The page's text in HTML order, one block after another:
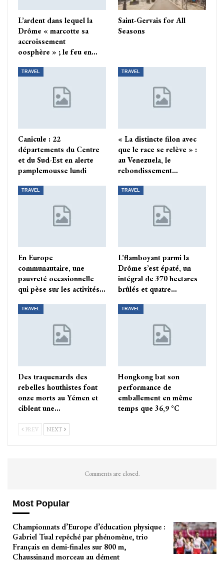
L’ardent dans lequel la
Drôme « marcotte sa
accroissement
oosphère » ; le feu en…
Saint-Gervais for All
Seasons
TRAVEL
Canicule : 22
départements du Centre
et du Sud-Est en alerte
pamplemousse lundi
TRAVEL
« La distincte filon avec
que le race se relève » :
au Venezuela, le
rebondissement…
TRAVEL
En Europe
communautaire, une
pauvreté occasionnelle
qui pèse sur les activités…
TRAVEL
L’flamboyant parmi la
Drôme s’est épaté, un
intégral de 370 hectares
brûlés et quatre…
TRAVEL
Des traquenards des
rebelles houthistes font
onze morts au Yémen et
ciblent une…
TRAVEL
Hongkong bat son
performance de
emballement en même
temps que 36,9 °C
PREV NEXT
Comments are closed.
Most Popular
Championnats d’Europe d’éducation physique :
Gabriel Tual repêché par phénomène, trio
Français en demi-finales sur 800 m,
Chaussinand morceau au dément